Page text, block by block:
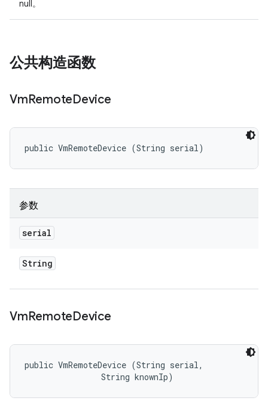
null。
公共构造函数
VmRemoteDevice
public VmRemoteDevice (String serial)
参数
serial
String
VmRemoteDevice
public VmRemoteDevice (String serial,
                String knownIp)